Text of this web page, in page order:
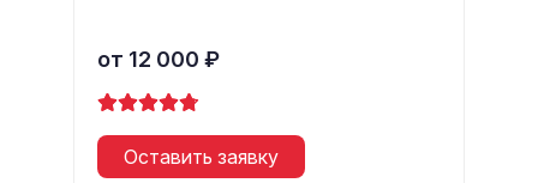
от 12 000 ₽
Оставить заявку